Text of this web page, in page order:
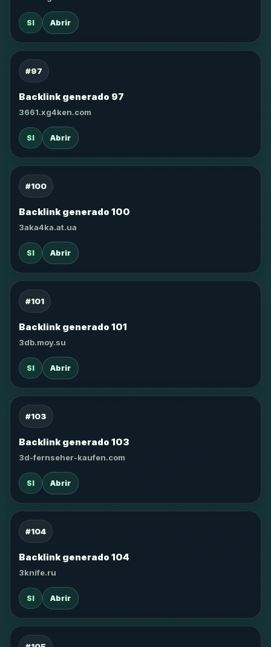
SI Abrir
#97
Backlink generado 97
3661.xg4ken.com
SI Abrir
#100
Backlink generado 100
3aka4ka.at.ua
SI Abrir
#101
Backlink generado 101
3db.moy.su
SI Abrir
#103
Backlink generado 103
3d-fernseher-kaufen.com
SI Abrir
#104
Backlink generado 104
3knife.ru
SI Abrir